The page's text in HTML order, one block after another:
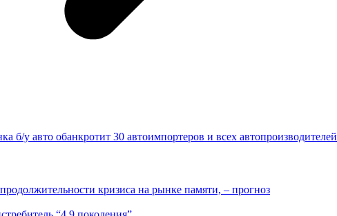
б/у авто обанкротит 30 автоимпортеров и всех автопроизводителей
кризиса на рынке памяти, – прогноз